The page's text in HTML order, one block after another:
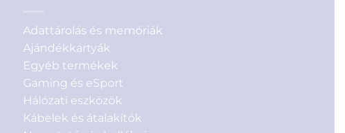
Adattárolás és memóriák
Ajándékkártyák
Egyéb termékek
Gaming és eSport
Hálózati eszközök
Kábelek és átalakítók